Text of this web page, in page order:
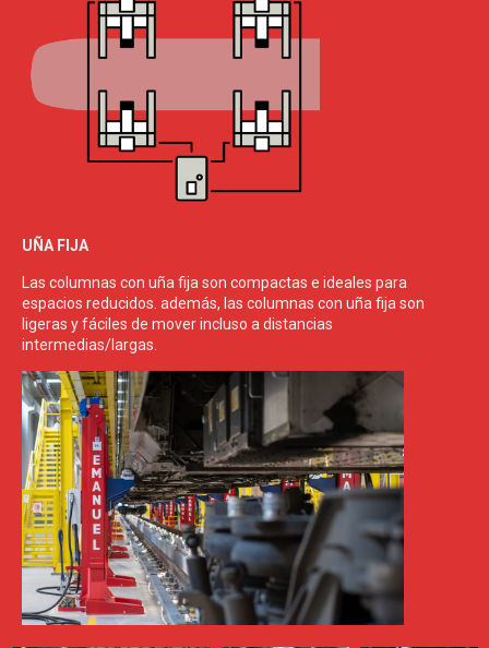
UÑA FIJA
Las columnas con uña fija son compactas e ideales para
espacios reducidos. además, las columnas con uña fija son
ligeras y fáciles de mover incluso a distancias
intermedias/largas.